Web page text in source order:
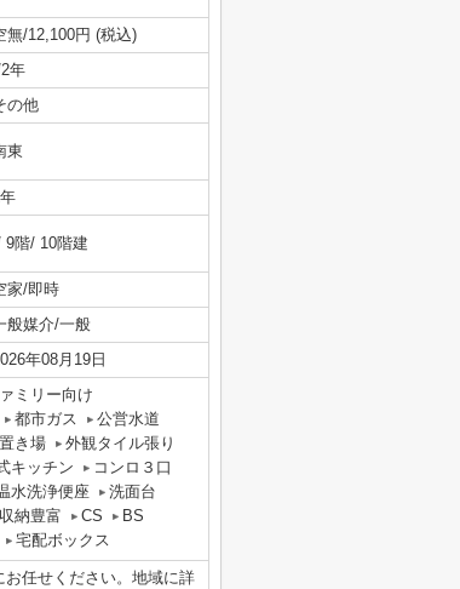
無/12,100円 (税込)
年
の他
東
9階/ 10階建
家/即時
般媒介/一般
年08月19日
ミリー向け
都市ガス
公営水道
き場
外観タイル張り
キッチン
コンロ３口
水洗浄便座
洗面台
収納豊富 CS
BS
宅配ボックス
任せください。地域に詳